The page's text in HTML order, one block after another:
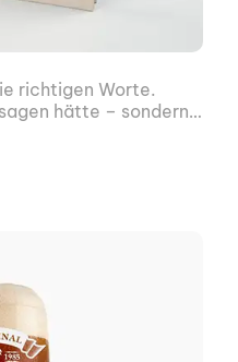
richtigen Worte.
hätte – sondern